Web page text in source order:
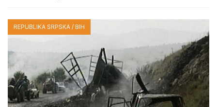
REPUBLIKA SRPSKA / BIH